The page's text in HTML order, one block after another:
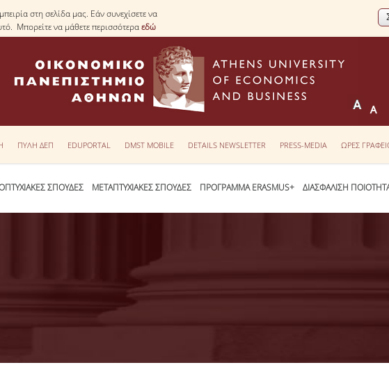
στη σελίδα μας. Εάν συνεχίσετε να
Μπορείτε να μάθετε περισσότεραεδώ
ΠΥΛΗ ΔΕΠ EDUPORTAL DMST MOBILE DETAILS NEWSLETTER PRESS-MEDIA ΩΡΕΣ
ΣΠΟΥΔΕΣ ΜΕΤΑΠΤΥΧΙΑΚΕΣ ΣΠΟΥΔΕΣ ΠΡΟΓΡΑΜΜΑ ERASMUS+ ΔΙΑΣΦΑΛΙΣΗ